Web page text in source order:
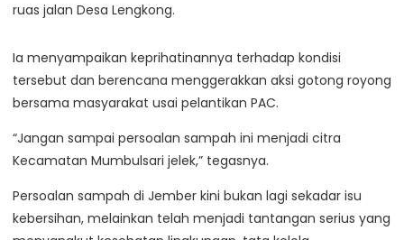
ruas jalan Desa Lengkong.
Ia menyampaikan keprihatinannya terhadap kondisi
tersebut dan berencana menggerakkan aksi gotong royong
bersama masyarakat usai pelantikan PAC.
“Jangan sampai persoalan sampah ini menjadi citra
Kecamatan Mumbulsari jelek,” tegasnya.
Persoalan sampah di Jember kini bukan lagi sekadar isu
kebersihan, melainkan telah menjadi tantangan serius yang